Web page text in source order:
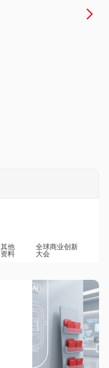
其他
资料
全球商业创新
大会